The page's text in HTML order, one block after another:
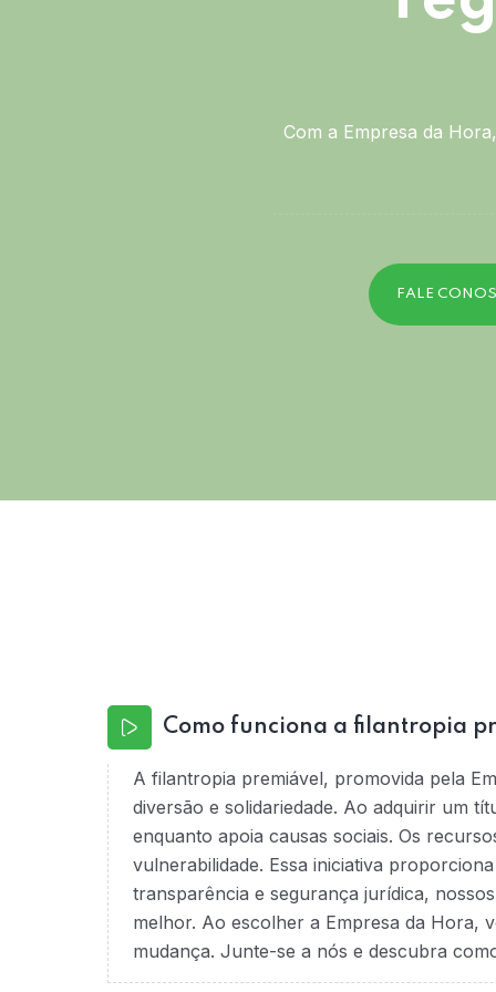
Com a Empresa da
FALE
Como funciona a filantropia
A filantropia premiável, promovida pela
diversão e solidariedade. Ao adquirir um
enquanto apoia causas sociais. Os
vulnerabilidade. Essa iniciativa
transparência e segurança jurídica,
melhor. Ao escolher a Empresa da Hora,
mudança. Junte-se a nós e descubra